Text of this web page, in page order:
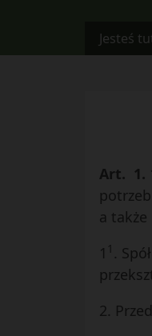
Jesteś
Art. 1.
a
1 1 .
2.